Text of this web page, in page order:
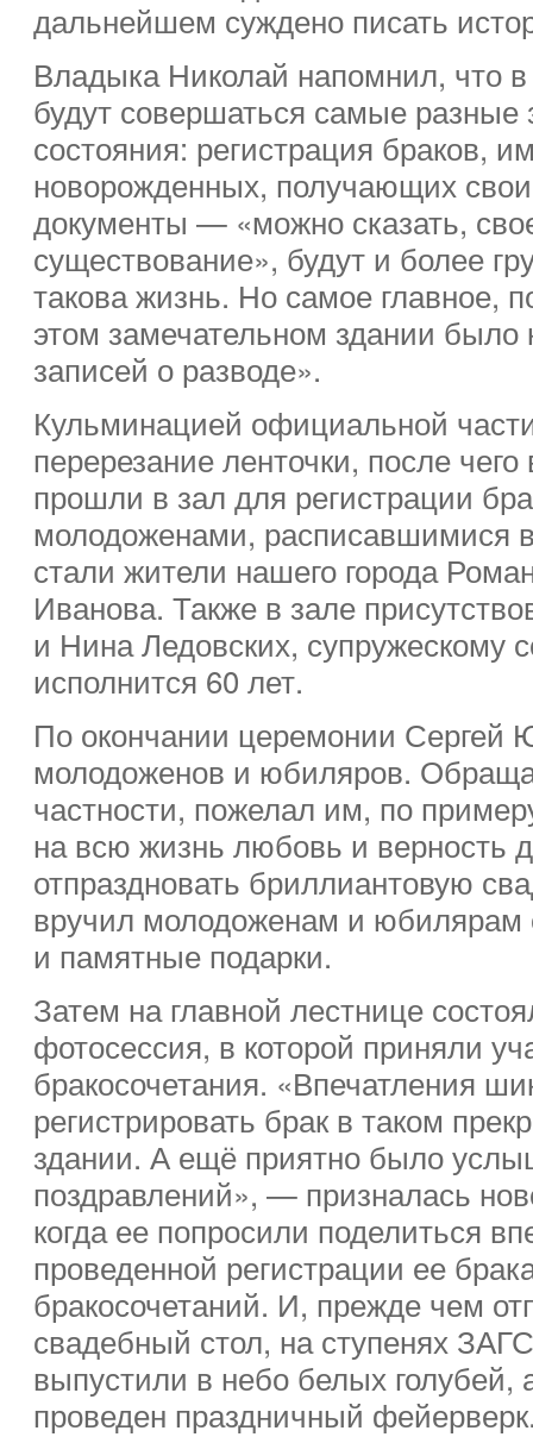
дальнейшем суждено писать
Владыка Николай напомнил, что
будут совершаться самые разные
состояния: регистрация браков,
новорожденных, получающих
документы — «можно сказать,
существование», будут и более
такова жизнь. Но самое главное,
этом замечательном здании
записей о разводе».
Кульминацией официальной
перерезание ленточки, после чего
прошли в зал для регистрации
молодоженами, расписавшимися
стали жители нашего города
Иванова. Также в зале
и Нина Ледовских, супружескому
исполнится 60 лет.
По окончании церемонии Сергей
молодоженов и юбиляров.
частности, пожелал им, по
на всю жизнь любовь и верность
отпраздновать бриллиантовую
вручил молодоженам и
и памятные подарки.
Затем на главной лестнице
фотосессия, в которой приняли
бракосочетания. «Впечатления
регистрировать брак в таком
здании. А ещё приятно было
поздравлений», — призналась
когда ее попросили поделиться
проведенной регистрации ее
бракосочетаний. И, прежде чем
свадебный стол, на ступенях
выпустили в небо белых голубей,
проведен праздничный